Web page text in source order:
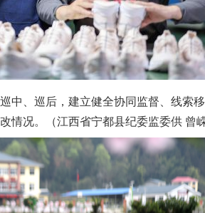
、巡后，建立健全协同监督、线索
况。（江西省宁都县纪委监委供 曾嵘
从数据变化看反腐深